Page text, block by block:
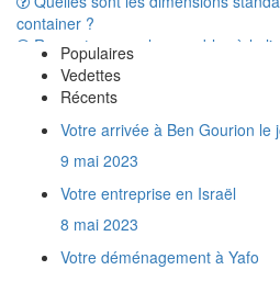
container ?
Remontez-vous les meubles à la
Israël ?
A t'on vraiment besoin d'avoir une
Zéouth pour dédouaner son
Combien de temps prend le
conteneur entre la France et Israël ?
comme un véhicule par la douane
Quels documents fournir pour
marchandise en Israël ?
Que représente un mètre cube ?
Populaires
Vedettes
Récents
Votre arrivée à Ben Gourion le
9 mai 2023
Votre entreprise en Israël
8 mai 2023
Votre déménagement à Yafo